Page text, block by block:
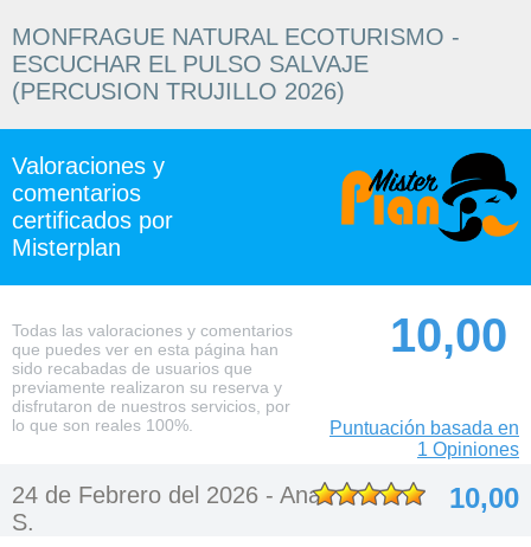
MONFRAGUE NATURAL ECOTURISMO -
ESCUCHAR EL PULSO SALVAJE
(PERCUSION TRUJILLO 2026)
Valoraciones y
comentarios
certificados por
Misterplan
Todas las valoraciones y comentarios
que puedes ver en esta página han
sido recabadas de usuarios que
previamente realizaron su reserva y
disfrutaron de nuestros servicios, por
lo que son reales 100%.
10,00
Puntuación basada en
1 Opiniones
24 de Febrero del 2026 - Ana
S.
10,00